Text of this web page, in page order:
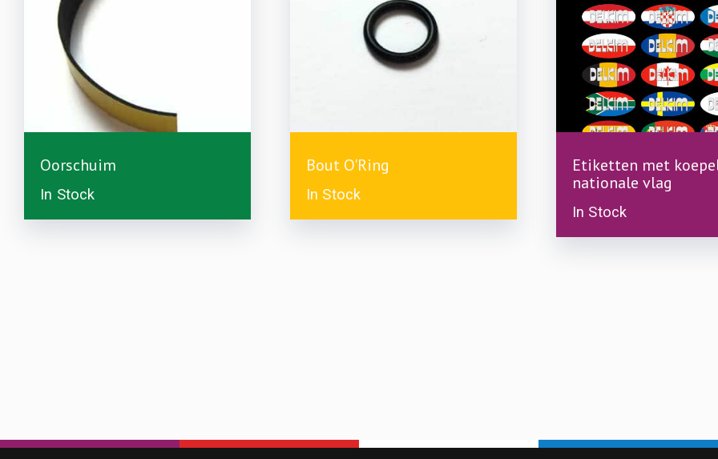
Oorschuim
In Stock
Bout O'Ring
In Stock
Etiketten met
nationale vlag
In Stock
may